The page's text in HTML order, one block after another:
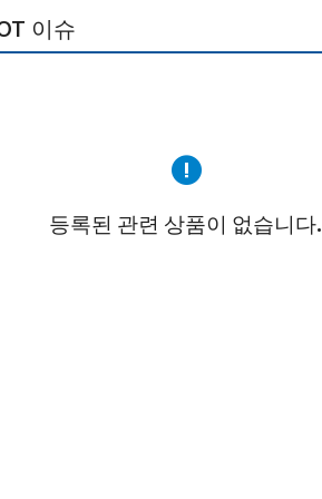
이슈
등록된 관련 상품이 없습니다.